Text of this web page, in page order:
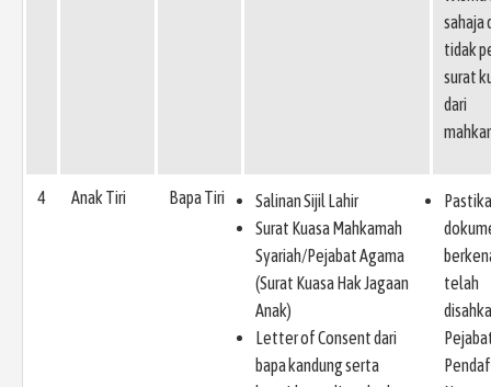
sahaja
tidak
surat
dari
4 Anak Tiri Bapa Tiri
Salinan Sijil Lahir
Surat Kuasa Mahkamah
Syariah/Pejabat Agama
(Surat Kuasa Hak Jagaan
Anak)
Letter of Consent dari
bapa kandung serta
telah